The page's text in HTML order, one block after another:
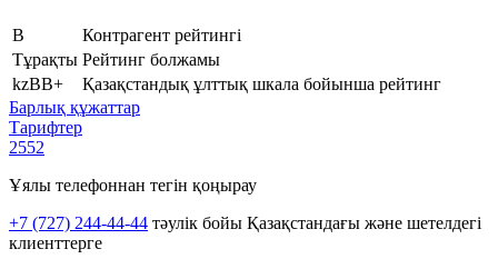
B
Контрагент рейтингі
Тұрақты Рейтинг болжамы
kzBB+
Қазақстандық ұлттық шкала бойынша рейтинг
Барлық құжаттар
Тарифтер
2552
Ұялы телефоннан тегін қоңырау
+7 (727) 244-44-44 тәулік бойы Қазақстандағы және шетелдегі
клиенттерге